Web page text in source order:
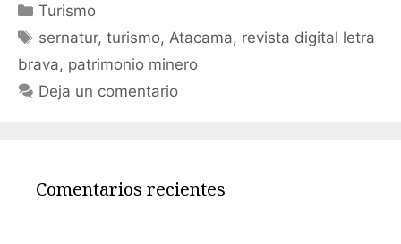
Turismo
sernatur,turismo, Atacama, revista digital letra
brava, patrimonio minero
Deja un comentario
Comentarios recientes